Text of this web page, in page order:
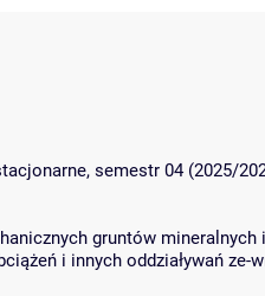
semestr 04 (2025/
gruntów mineralnych
i innych oddziaływań ze-